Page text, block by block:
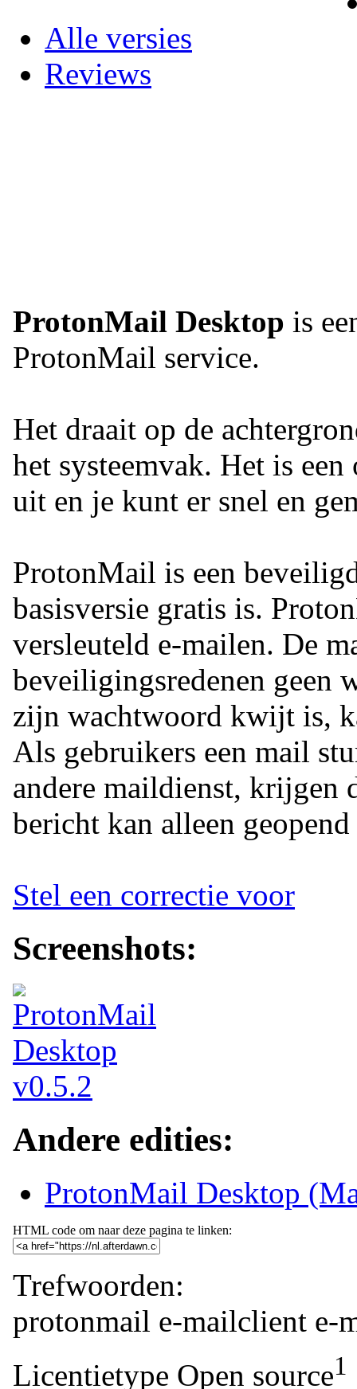
Alle versies
Reviews
ProtonMail Desktop is
ProtonMail service.
Het draait op de
het systeemvak. Het is
uit en je kunt er snel en
ProtonMail is een
basisversie gratis is.
versleuteld e-mailen. De
beveiligingsredenen geen
zijn wachtwoord kwijt is,
Als gebruikers een mail
andere maildienst, krijgen
bericht kan alleen
Stel een correctie voor
Screenshots:
Andere edities:
ProtonMail Desktop
HTML code om naar deze pagina te linken:
Trefwoorden:
protonmail e-mailclient e-
Licentietype Open source1